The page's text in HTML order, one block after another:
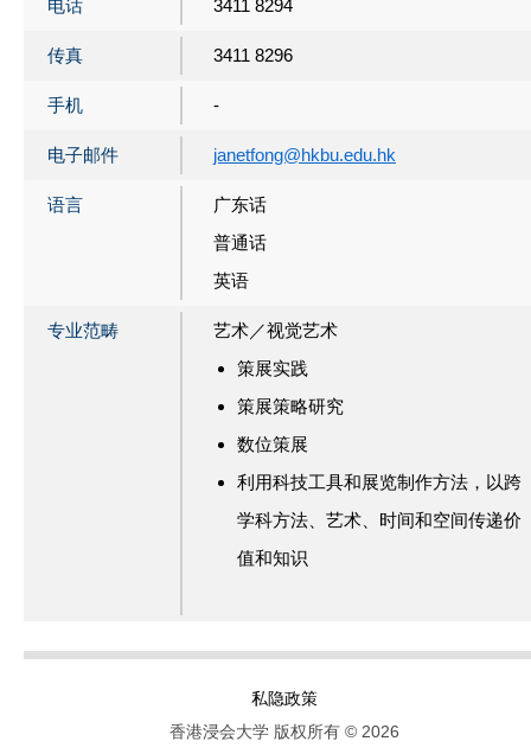
电话 3411 8294
传真 3411 8296
手机 -
电子邮件 janetfong@hkbu.edu.hk
语言
广东话
普通话
英语
专业范畴
艺术／视觉艺术
策展实践
策展策略研究
数位策展
利用科技工具和展览制作方法，以跨
学科方法、艺术、时间和空间传递价
值和知识
私隐政策
香港浸会大学 版权所有 © 2026